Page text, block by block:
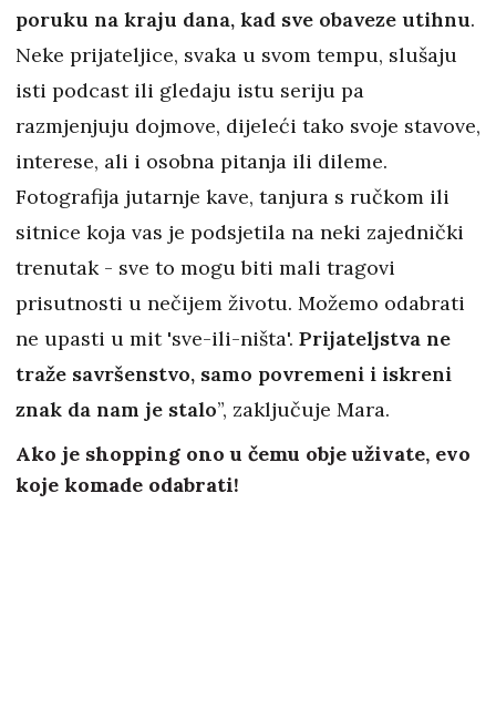
poruku na kraju dana, kad sve obaveze utihnu.
Neke prijateljice, svaka u svom tempu, slušaju
isti podcast ili gledaju istu seriju pa
razmjenjuju dojmove, dijeleći tako svoje stavove,
interese, ali i osobna pitanja ili dileme.
Fotografija jutarnje kave, tanjura s ručkom ili
sitnice koja vas je podsjetila na neki zajednički
trenutak - sve to mogu biti mali tragovi
prisutnosti u nečijem životu. Možemo odabrati
ne upasti u mit 'sve-ili-ništa'. Prijateljstva ne
traže savršenstvo, samo povremeni i iskreni
znak da nam je stalo”, zaključuje Mara.
Ako je shopping ono u čemu obje uživate, evo
koje komade odabrati!